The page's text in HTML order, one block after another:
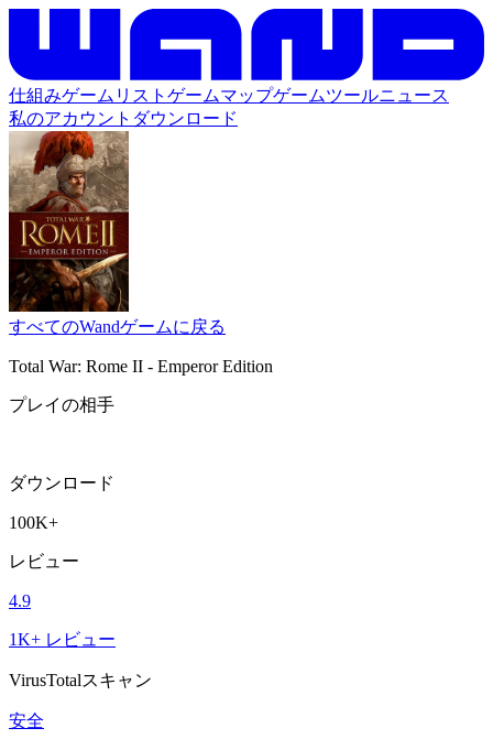
仕組みゲームリスト ゲームマップゲームツールニュース
私のアカウント ダウンロード
すべてのWandゲームに戻る
Total War: Rome II - Emperor Edition
プレイの相手
ダウンロード
100K+
レビュー
4.9
1K+ レビュー
VirusTotalスキャン
安全